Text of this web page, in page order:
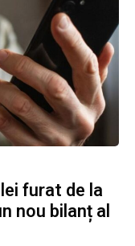
furat de la
nou bilanț al